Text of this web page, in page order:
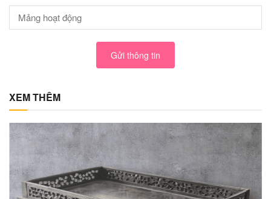
Gửi thông tin
XEM THÊM